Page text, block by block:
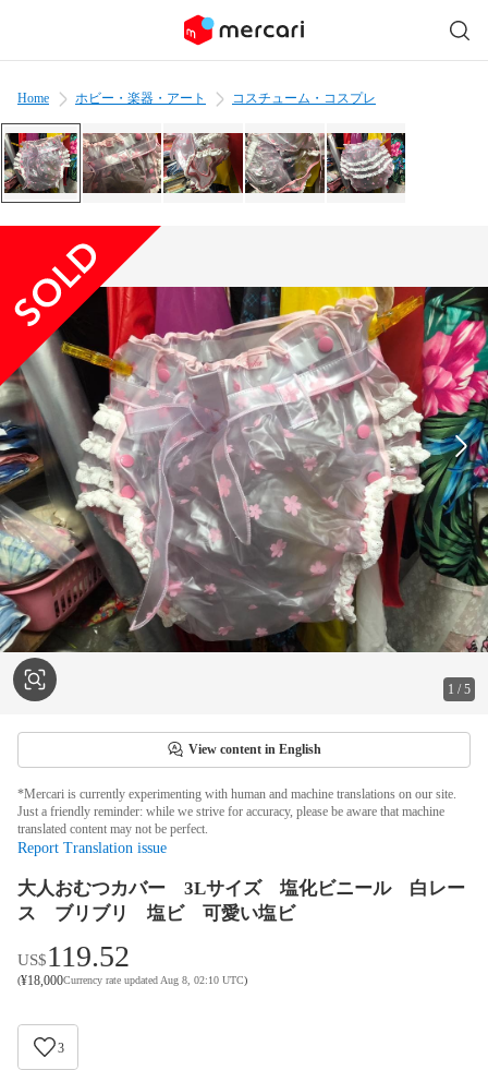
Home ホビー・楽器・アート コスチューム・コスプレ
1 /5
View content in English
*Mercari is currently experimenting with human and machine translations on our site.
Just a friendly reminder: while we strive for accuracy, please be aware that machine
translated content may not be perfect.
Report Translation issue
大人おむつカバー 3Lサイズ 塩化ビニール 白レー
ス ブリブリ 塩ビ 可愛い塩ビ
US$119.52
(¥18,000Currency rate updated Aug 8, 02:10 UTC)
3